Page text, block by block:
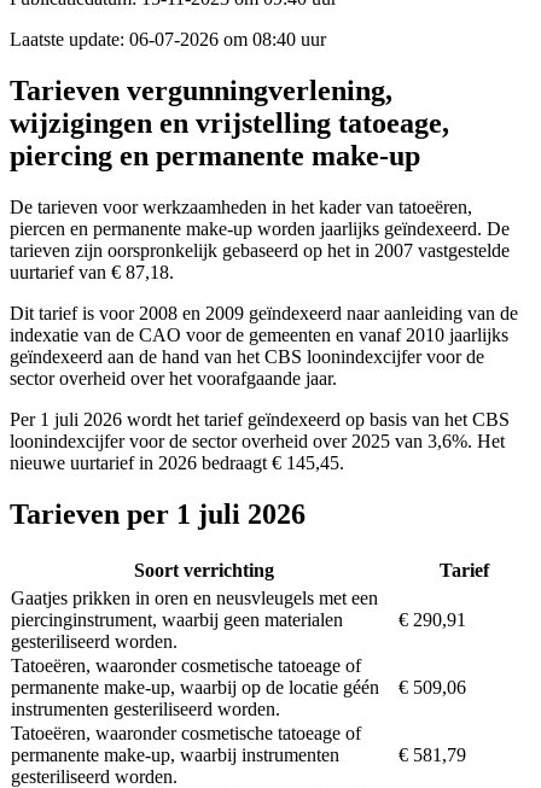
Laatste update: 06-07-2026 om 08:40 uur
Tarieven vergunningverlening,
wijzigingen en vrijstelling tatoeage,
piercing en permanente make-up
De tarieven voor werkzaamheden in het kader van tatoeëren,
piercen en permanente make-up worden jaarlijks geïndexeerd. De
tarieven zijn oorspronkelijk gebaseerd op het in 2007 vastgestelde
uurtarief van € 87,18.
Dit tarief is voor 2008 en 2009 geïndexeerd naar aanleiding van de
indexatie van de CAO voor de gemeenten en vanaf 2010 jaarlijks
geïndexeerd aan de hand van het CBS loonindexcijfer voor de
sector overheid over het voorafgaande jaar.
Per 1 juli 2026 wordt het tarief geïndexeerd op basis van het CBS
loonindexcijfer voor de sector overheid over 2025 van 3,6%. Het
nieuwe uurtarief in 2026 bedraagt € 145,45.
Tarieven per 1 juli 2026
Soort verrichting
Tarief
Gaatjes prikken in oren en neusvleugels met een
piercinginstrument, waarbij geen materialen
gesteriliseerd worden.
€ 290,91
Tatoeëren, waaronder cosmetische tatoeage of
permanente make-up, waarbij op de locatie géén
instrumenten gesteriliseerd worden.
€ 509,06
Tatoeëren, waaronder cosmetische tatoeage of
permanente make-up, waarbij instrumenten
gesteriliseerd worden.
€ 581,79